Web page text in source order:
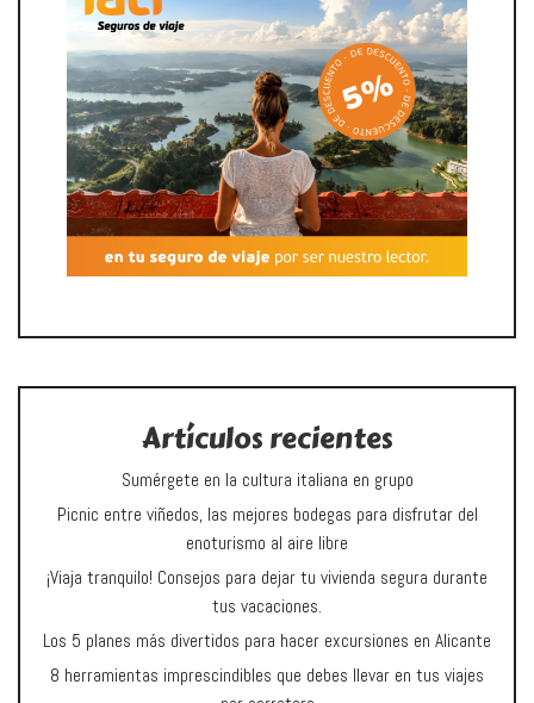
Artículos recientes
Sumérgete en la cultura italiana en grupo
Picnic entre viñedos, las mejores bodegas para disfrutar del
enoturismo al aire libre
¡Viaja tranquilo! Consejos para dejar tu vivienda segura durante
tus vacaciones.
Los 5 planes más divertidos para hacer excursiones en Alicante
8 herramientas imprescindibles que debes llevar en tus viajes